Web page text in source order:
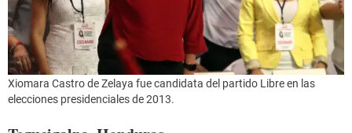
Xiomara Castro de Zelaya fue candidata del partido Libre en las
elecciones presidenciales de 2013.